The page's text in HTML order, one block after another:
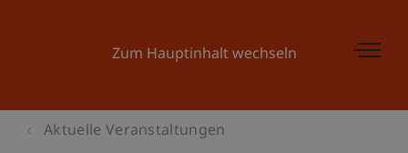
Zum Hauptinhalt wechseln
Aktuelle Veranstaltungen